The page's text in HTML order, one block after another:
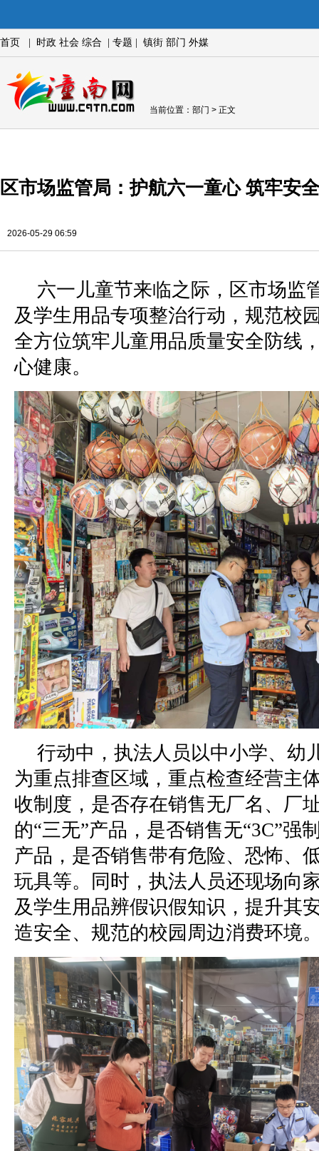
首页 时政 社会 综合 专题 镇街 部门 外媒
当前位置： 部门 > 正文
区市场监管局：护航六一童心 筑牢安
2026-05-29 06:59
六一儿童节来临之际，区市场监
及学生用品专项整治行动，规范校
全方位筑牢儿童用品质量安全防线
心健康。
行动中，执法人员以中小学、幼
为重点排查区域，重点检查经营主
收制度，是否存在销售无厂名、厂
的“三无”产品，是否销售无“3C”强
产品，是否销售带有危险、恐怖、
玩具等。同时，执法人员还现场向
及学生用品辨假识假知识，提升其
造安全、规范的校园周边消费环境